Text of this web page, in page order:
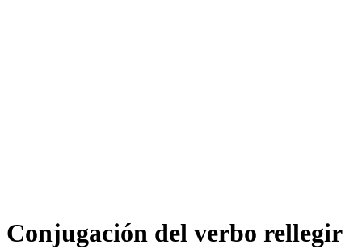
Conjugación del verbo rellegir